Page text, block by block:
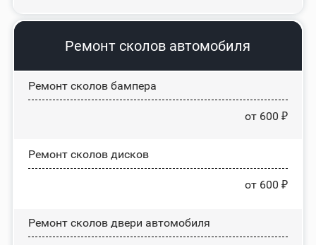
Ремонт сколов автомобиля
Ремонт сколов бампера
от 600 ₽
Ремонт сколов дисков
от 600 ₽
Ремонт сколов двери автомобиля